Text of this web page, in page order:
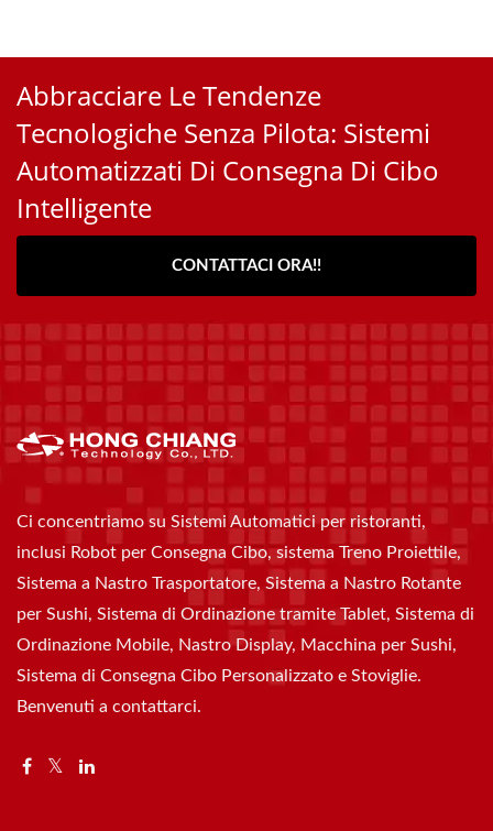
Abbracciare Le Tendenze
Tecnologiche Senza Pilota: Sistemi
Automatizzati Di Consegna Di Cibo
Intelligente
CONTATTACI ORA!!
Ci concentriamo su Sistemi Automatici per ristoranti,
inclusi Robot per Consegna Cibo, sistema Treno Proiettile,
Sistema a Nastro Trasportatore, Sistema a Nastro Rotante
per Sushi, Sistema di Ordinazione tramite Tablet, Sistema di
Ordinazione Mobile, Nastro Display, Macchina per Sushi,
Sistema di Consegna Cibo Personalizzato e Stoviglie.
Benvenuti a contattarci.